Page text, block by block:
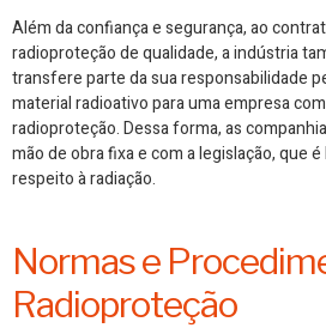
Além da confiança e segurança, ao
radioproteção de qualidade, a indústria
transfere parte da sua responsabilidade
material radioativo para uma empresa
radioproteção. Dessa forma, as
mão de obra fixa e com a legislação, que
respeito à radiação.
Normas e
Radioproteção